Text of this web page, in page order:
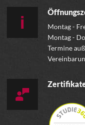
Montag -
Montag -
Termine
Zertifikate